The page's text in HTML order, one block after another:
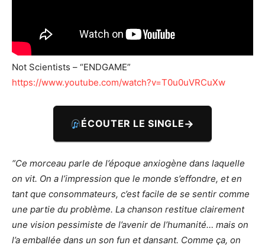
Not Scientists – “ENDGAME”
https://www.youtube.com/watch?v=T0u0uVRCuXw
ÉCOUTER LE SINGLE→
“Ce morceau parle de l’époque anxiogène dans laquelle
on vit. On a l’impression que le monde s’effondre, et en
tant que consommateurs, c’est facile de se sentir comme
une partie du problème. La chanson restitue clairement
une vision pessimiste de l’avenir de l’humanité… mais on
l’a emballée dans un son fun et dansant. Comme ça, on